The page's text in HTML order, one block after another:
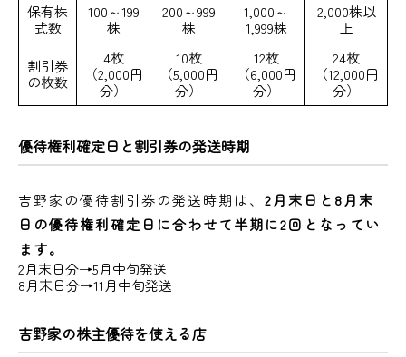
保有株
式数
100～199
株
200～999
株
1,000～
1,999株
2,000株以
上
割引券
の枚数
4枚
（2,000円
分）
10枚
（5,000円
分）
12枚
（6,000円
分）
24枚
（12,000円
分）
優待権利確定日と割引券の発送時期
吉野家の優待割引券の発送時期は、 2月末日と8月末
日の優待権利確定日に合わせて半期に2回となってい
ます。
2月末日分→5月中旬発送
8月末日分→11月中旬発送
吉野家の株主優待を使える店